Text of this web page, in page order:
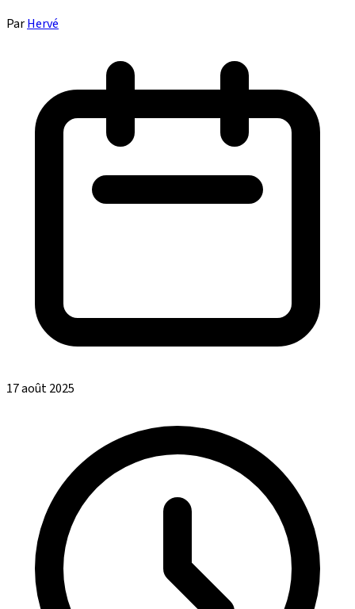
ParHervé
17 août 2025